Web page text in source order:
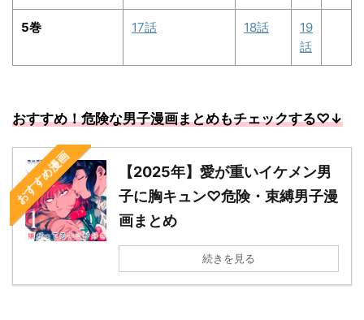
5巻 17話 18話
19
話
おすすめ！危険な男子漫画まとめもチェックする♡↓
おすすめ漫画
【2025年】愛が重いイケメン男
子に胸キュン♡危険・束縛男子漫
画まとめ
続きを見る